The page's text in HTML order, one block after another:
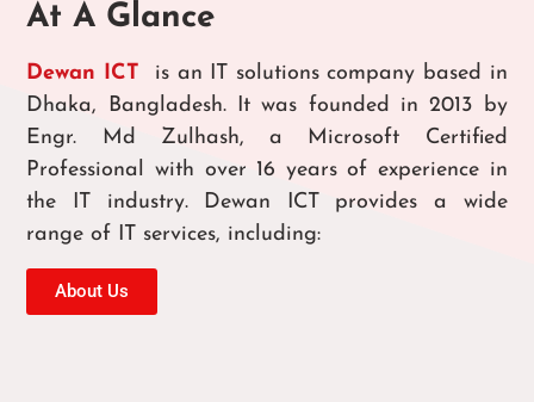
At A Glance
Dewan ICT is an IT solutions company based in
Dhaka, Bangladesh. It was founded in 2013 by
Engr. Md Zulhash, a Microsoft Certified
Professional with over 16 years of experience in
the IT industry. Dewan ICT provides a wide
range of IT services, including:
About Us